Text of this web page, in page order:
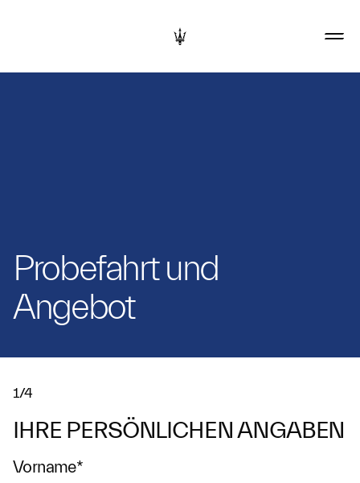
Probefahrt und
Angebot
1/4
IHRE PERSÖNLICHEN ANGABEN
Vorname*